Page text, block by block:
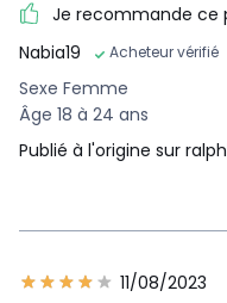
Je recommande ce
Nabia19
Acheteur vérifié
Sexe Femme
Âge 18 à 24 ans
Publié à l'origine sur
11/08/2023